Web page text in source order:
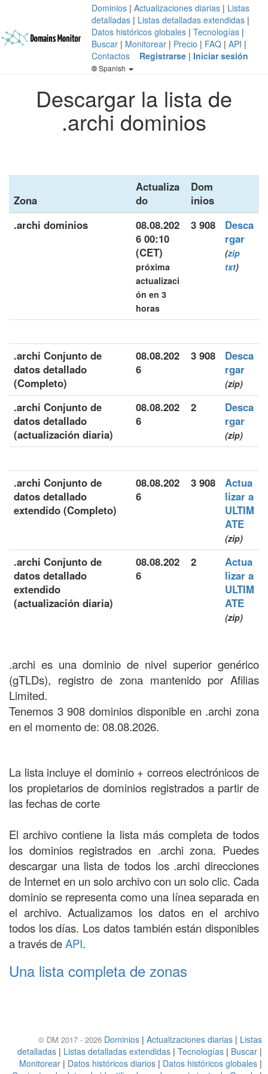
Dominios | Actualizaciones diarias | Listas
detalladas | Listas detalladas extendidas |
Datos históricos globales | Tecnologías |
Buscar | Monitorear | Precio | FAQ | API |
Contactos
Registrarse | Iniciar sesión
Spanish
Descargar la lista de
.archi dominios
Zona
Actualiza
do
Dom
inios
.archi dominios
08.08.202
6 00:10
(CET)
próxima
actualizaci
ón en 3
horas
3 908
Desca
rgar
(zip
txt)
.archi Conjunto de
datos detallado
(Completo)
08.08.202
6
3 908
Desca
rgar
(zip)
.archi Conjunto de
datos detallado
(actualización diaria)
08.08.202
6
2
Desca
rgar
(zip)
.archi Conjunto de
datos detallado
extendido (Completo)
08.08.202
6
3 908
Actua
lizar a
ULTIM
ATE
(zip)
.archi Conjunto de
datos detallado
extendido
(actualización diaria)
08.08.202
6
2
Actua
lizar a
ULTIM
ATE
(zip)
.archi es una dominio de nivel superior genérico
(gTLDs), registro de zona mantenido por Afilias
Limited.
Tenemos 3 908 dominios disponible en .archi zona
en el momento de: 08.08.2026.
La lista incluye el dominio + correos electrónicos de
los propietarios de dominios registrados a partir de
las fechas de corte
El archivo contiene la lista más completa de todos
los dominios registrados en .archi zona. Puedes
descargar una lista de todos los .archi direcciones
de Internet en un solo archivo con un solo clic. Cada
dominio se representa como una línea separada en
el archivo. Actualizamos los datos en el archivo
todos los días. Los datos también están disponibles
a través deAPI.
Una lista completa de zonas
© DM 2017 - 2026 Dominios | Actualizaciones diarias | Listas
detalladas | Listas detalladas extendidas | Tecnologías | Buscar |
Monitorear | Datos históricos diarios | Datos históricos globales |